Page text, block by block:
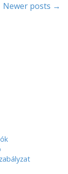
Newer posts →